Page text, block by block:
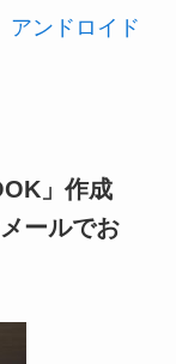
アンドロイド
」作成
ールでお